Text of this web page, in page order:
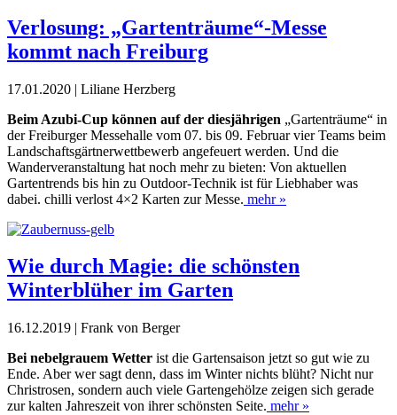
Verlosung: „Gartenträume“-Messe
kommt nach Freiburg
17.01.2020 | Liliane Herzberg
Beim Azubi-Cup können auf der diesjährigen „Gartenträume“ in
der Freiburger Messehalle vom 07. bis 09. Februar vier Teams beim
Landschaftsgärtnerwettbewerb angefeuert werden. Und die
Wanderveranstaltung hat noch mehr zu bieten: Von aktuellen
Gartentrends bis hin zu Outdoor-Technik ist für Liebhaber was
dabei. chilli verlost 4×2 Karten zur Messe. mehr »
Wie durch Magie: die schönsten
Winterblüher im Garten
16.12.2019 | Frank von Berger
Bei nebelgrauem Wetter ist die Gartensaison jetzt so gut wie zu
Ende. Aber wer sagt denn, dass im Winter nichts blüht? Nicht nur
Christrosen, sondern auch viele Gartengehölze zeigen sich gerade
zur kalten Jahreszeit von ihrer schönsten Seite. mehr »